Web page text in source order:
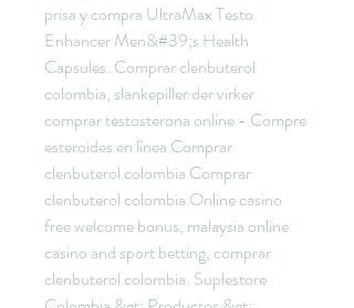
prisa y compra UltraMax Testo
Enhancer Men&#39;s Health
Capsules. Comprar clenbuterol
colombia, slankepiller der virker
comprar testosterona online - Compre
esteroides en línea Comprar
clenbuterol colombia Comprar
clenbuterol colombia Online casino
free welcome bonus, malaysia online
casino and sport betting, comprar
clenbuterol colombia. Suplestore